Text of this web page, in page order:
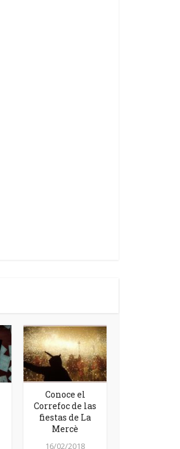
Conoce el
Correfoc de las
fiestas de La
Mercè
16/02/2018